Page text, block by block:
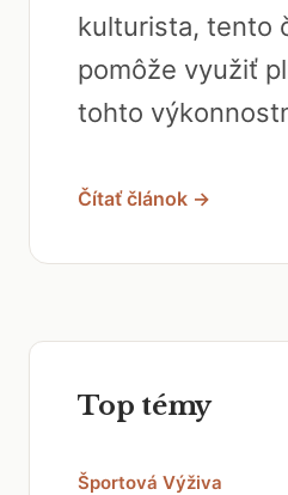
kulturista, tento
pomôže využiť
tohto
Čítať článok →
Top témy
Športová Výživa